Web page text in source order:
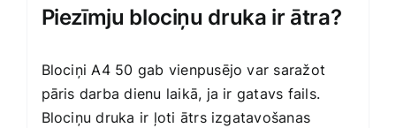
Piezīmju blociņu druka ir ātra?
Blociņi A4 50 gab vienpusējo var saražot
pāris darba dienu laikā, ja ir gatavs fails.
Blociņu druka ir ļoti ātrs izgatavošanas